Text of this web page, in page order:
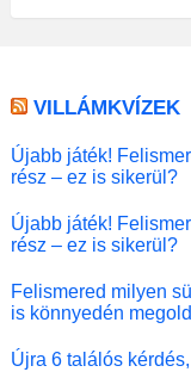
VILLÁMKVÍZEK
Újabb játék!
rész – ez is sikerül?
Újabb játék!
rész – ez is sikerül?
Felismered milyen
is könnyedén
Újra 6 találós